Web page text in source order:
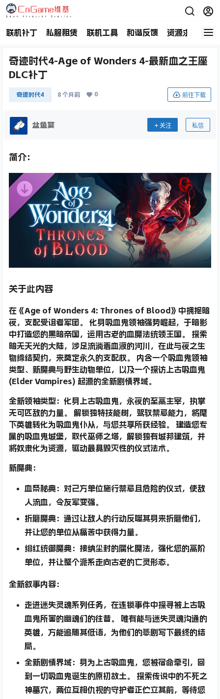
联机补丁 私服租赁 联机工具 和谐反馈 资源求助 商
奇迹时代4-Age of Wonders 4-最新血之王座
DLC补丁
奇迹时代4 8 个月前 0 前往下载
盆鱼宴 关注 私信
简介：
关于此内容
在 《Age of Wonders 4: Thrones of Blood》 中拥抱暗
夜，支配受诅者军团。 化身吸血鬼领袖强势崛起，于暗影
中打造您的黑暗帝国，运用古老的血魔法统领王国。 探索
暗无天光的大陆，涉足流淌着血液的河川，在此与夜之生
物缔结契约，来奠定永久的支配权。 内含一个吸血鬼领袖
类型、新魔典与野生动物单位，以及一个探访上古吸血鬼
(Elder Vampires) 起源的全新剧情界域。
全新领袖类型： 化身 上古吸血鬼 ，永夜的至高主宰，执掌
无可匹敌的力量。 解锁独特技能树，驾驭禁忌能力，将麾
下英雄转化为 吸血鬼仆从 ，与您共享所获经验。 建造您专
属的吸血鬼城堡 ，取代巫师之塔，解锁独有城邦建筑，并
将奴隶化为资源 ，驱动最具毁灭性的仪式法术
新魔典：
血祭秘典： 对己方单位施行禁忌且危险的仪式，使敌
人流血，令友军变强。
折磨魔典： 通过让敌人的行动反噬其身来折磨他们，
并让您的单位从痛苦中获得力量。
绯红统御魔典： 接纳尘封的腐化魔法，强化您的高阶
单位，并让整个派系走向古老的亡灵形态。
全新叙事内容：
走进迷失灵魂系列任务，在连锁事件中探寻被上古吸
血鬼所害的幽魂们的往昔。 唯有能与迷失灵魂沟通的
英雄，方能追随其低语，为他们的悲剧写下最终的结
局。
全新剧情界域： 身为上古吸血鬼，您被宿命牵引，回
到一切吸血鬼诞生的原初故土。 探索传说中的不死之
神墓穴，两位互相仇视的守护者正伫立其前，等待您